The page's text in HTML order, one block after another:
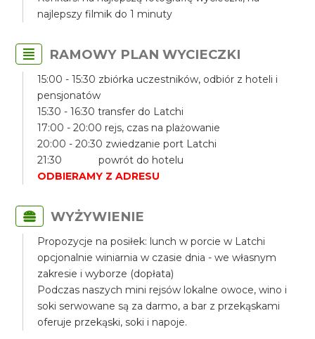
najlepszy filmik do 1 minuty
RAMOWY PLAN WYCIECZKI
15:00 - 15:30 zbiórka uczestników, odbiór z hoteli i
pensjonatów
15:30 - 16:30 transfer do Latchi
17:00 - 20:00 rejs, czas na plażowanie
20:00 - 20:30 zwiedzanie port Latchi
21:30 powrót do hotelu
ODBIERAMY Z ADRESU
WYŻYWIENIE
Propozycje na posiłek: lunch w porcie w Latchi
opcjonalnie winiarnia w czasie dnia - we własnym
zakresie i wyborze (dopłata)
Podczas naszych mini rejsów lokalne owoce, wino i
soki serwowane są za darmo, a bar z przekąskami
oferuje przekąski, soki i napoje.